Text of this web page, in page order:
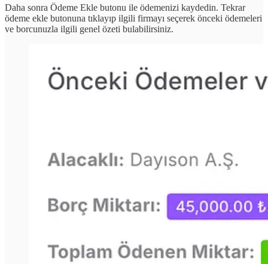
Daha sonra Ödeme Ekle butonu ile ödemenizi kaydedin. Tekrar
ödeme ekle butonuna tıklayıp ilgili firmayı seçerek önceki ödemeleri
ve borcunuzla ilgili genel özeti bulabilirsiniz.